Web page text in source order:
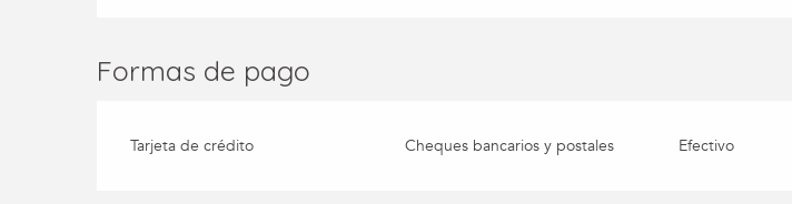
Formas de pago
Tarjeta de crédito Cheques bancarios y postales Efectivo